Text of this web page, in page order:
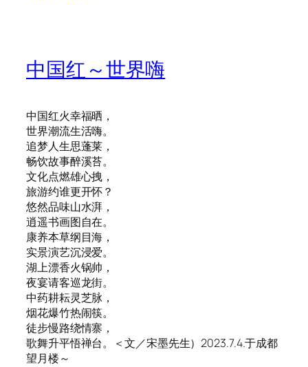
中国红～世界嗨
中国红火幸福晒，
世界潮流生活嗨。
追梦人生思蓬莱，
畅饮故事醉溪苔。
文化点燃雄心拽，
旅游约谁更开怀？
悠然品味山水湃，
逍遥书画图自在。
康养本草纲目海，
实景演艺沉浸爱。
湖上漂香火锅帅，
夜宴请客巡龙街。
中药耕耘灵芝脉，
烟花爆竹热闹筷。
徒步慢路绕情寨，
歌舞升平悟禅台。＜文／宋墨先生）2023.7.4.于成都
望月楼～